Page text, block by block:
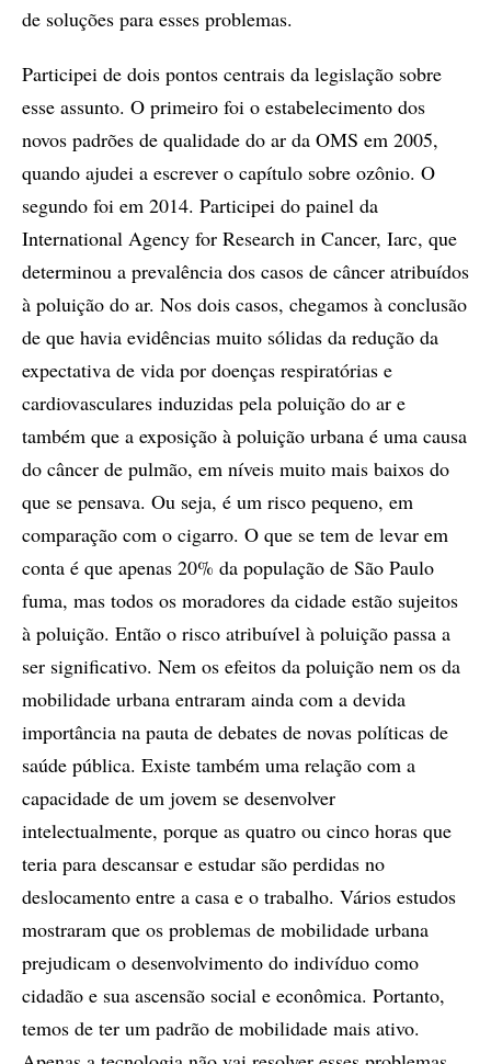
de soluções para esses problemas.
Participei de dois pontos centrais da legislação sobre
esse assunto. O primeiro foi o estabelecimento dos
novos padrões de qualidade do ar da OMS em 2005,
quando ajudei a escrever o capítulo sobre ozônio. O
segundo foi em 2014. Participei do painel da
International Agency for Research in Cancer, Iarc, que
determinou a prevalência dos casos de câncer atribuídos
à poluição do ar. Nos dois casos, chegamos à conclusão
de que havia evidências muito sólidas da redução da
expectativa de vida por doenças respiratórias e
cardiovasculares induzidas pela poluição do ar e
também que a exposição à poluição urbana é uma causa
do câncer de pulmão, em níveis muito mais baixos do
que se pensava. Ou seja, é um risco pequeno, em
comparação com o cigarro. O que se tem de levar em
conta é que apenas 20% da população de São Paulo
fuma, mas todos os moradores da cidade estão sujeitos
à poluição. Então o risco atribuível à poluição passa a
ser significativo. Nem os efeitos da poluição nem os da
mobilidade urbana entraram ainda com a devida
importância na pauta de debates de novas políticas de
saúde pública. Existe também uma relação com a
capacidade de um jovem se desenvolver
intelectualmente, porque as quatro ou cinco horas que
teria para descansar e estudar são perdidas no
deslocamento entre a casa e o trabalho. Vários estudos
mostraram que os problemas de mobilidade urbana
prejudicam o desenvolvimento do indivíduo como
cidadão e sua ascensão social e econômica. Portanto,
temos de ter um padrão de mobilidade mais ativo.